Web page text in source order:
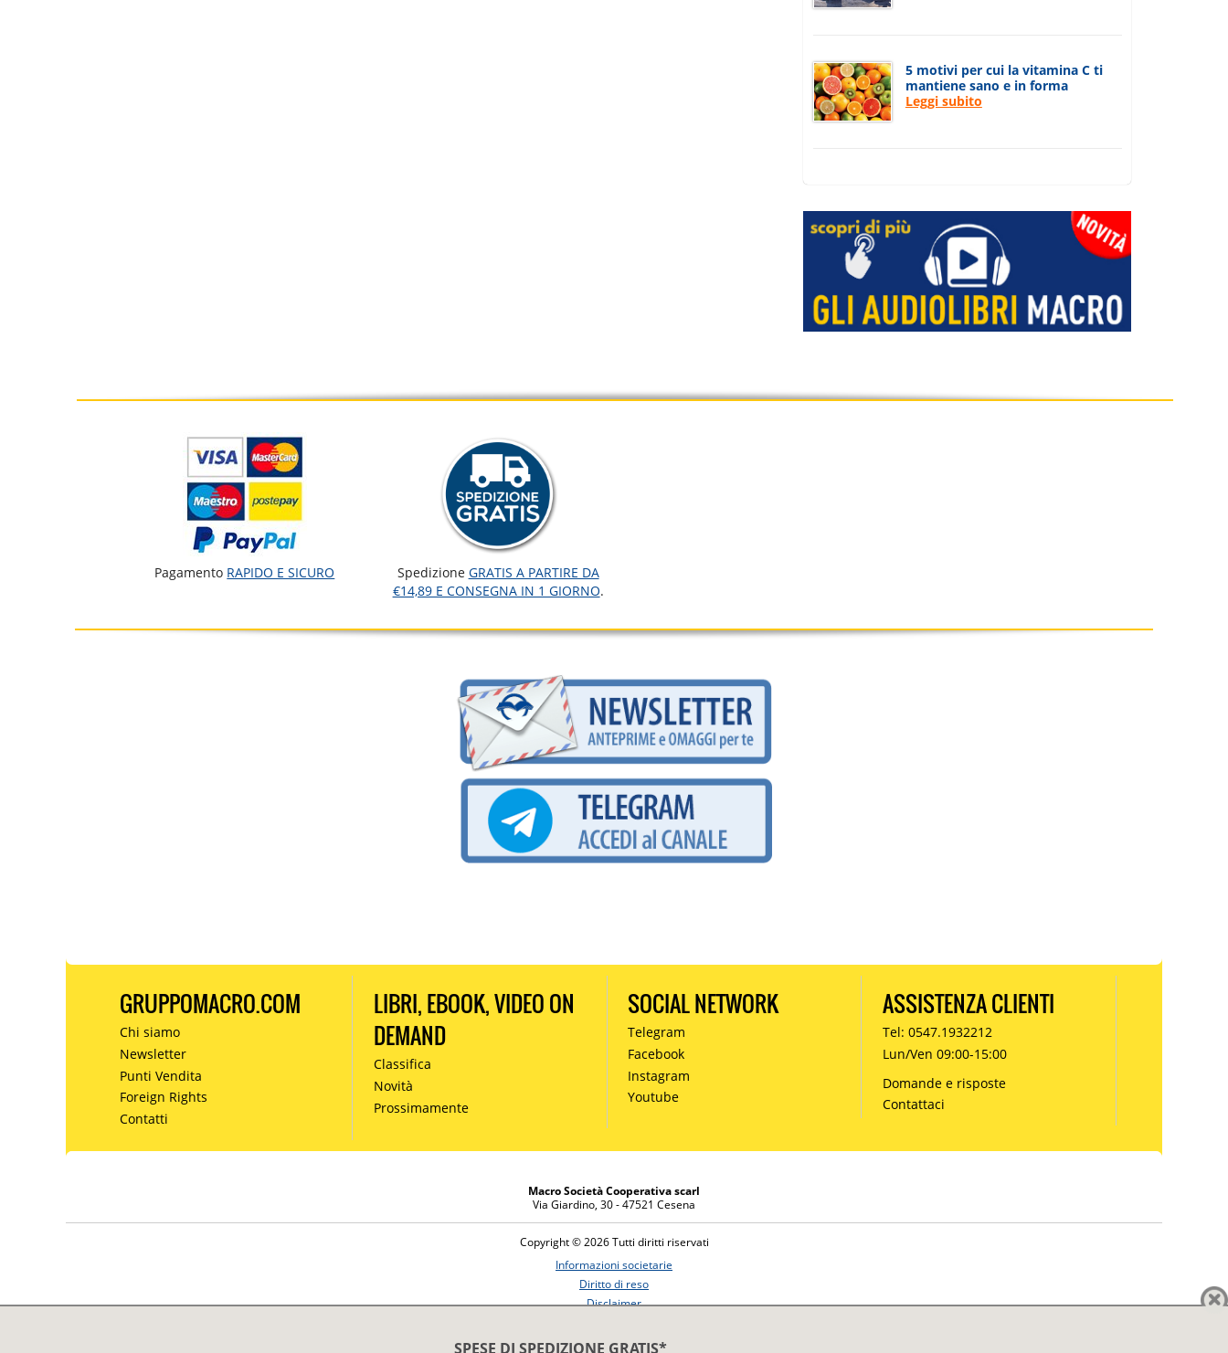
SPESE DI SPEDIZIONE GRATIS*
5 motivi per cui la vitamina C ti
mantiene sano e in forma
Leggi subito
Pagamento RAPIDO E SICURO Spedizione GRATIS A PARTIRE DA
€14,89 E CONSEGNA IN 1 GIORNO.
GRUPPOMACRO.COM
Chi siamo
Newsletter
Punti Vendita
Foreign Rights
Contatti
LIBRI, EBOOK, VIDEO ON
DEMAND
Classifica
Novità
Prossimamente
SOCIAL NETWORK
Telegram
Facebook
Instagram
Youtube
ASSISTENZA CLIENTI
Tel: 0547.1932212
Lun/Ven 09:00-15:00
Domande e risposte
Contattaci
Macro Società Cooperativa scarl
Via Giardino, 30 - 47521 Cesena
Copyright © 2026 Tutti diritti riservati
Informazioni societarie
Diritto di reso
Disclaimer